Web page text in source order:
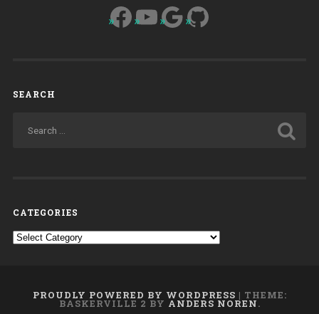
Facebook
YouTube
Google
GitHub
SEARCH
CATEGORIES
Categories
PROUDLY POWERED BY WORDPRESS | THEME:
BASKERVILLE 2 BY ANDERS NOREN.